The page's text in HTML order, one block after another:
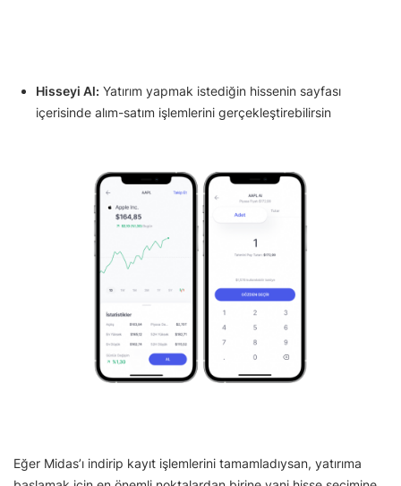
Hisseyi Al: Yatırım yapmak istediğin hissenin sayfası
içerisinde alım-satım işlemlerini gerçekleştirebilirsin
Eğer Midas’ı indirip kayıt işlemlerini tamamladıysan, yatırıma